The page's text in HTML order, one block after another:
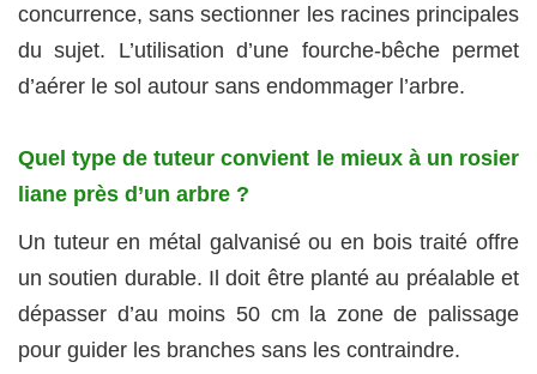
concurrence, sans sectionner les racines principales
du sujet. L’utilisation d’une fourche-bêche permet
d’aérer le sol autour sans endommager l’arbre.
Quel type de tuteur convient le mieux à un rosier
liane près d’un arbre ?
Un tuteur en métal galvanisé ou en bois traité offre
un soutien durable. Il doit être planté au préalable et
dépasser d’au moins 50 cm la zone de palissage
pour guider les branches sans les contraindre.